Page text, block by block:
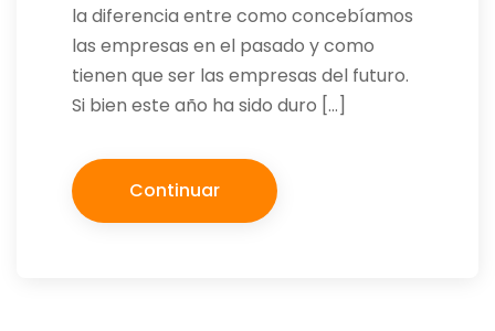
la diferencia entre como concebíamos
las empresas en el pasado y como
tienen que ser las empresas del futuro.
Si bien este año ha sido duro […]
Continuar